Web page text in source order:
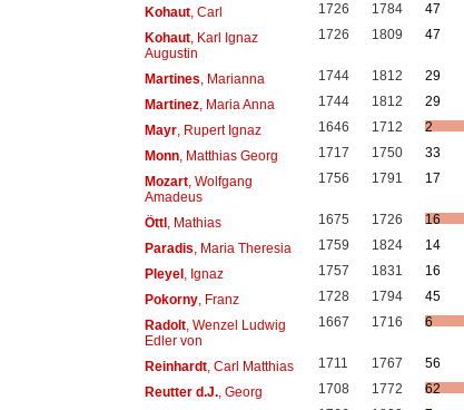
Kohaut, Carl 1726 1784
47
Kohaut, Karl Ignaz
Augustin
1726 1809 47
Martines , Marianna 1744 1812
29
Martinez, Maria Anna 1744 1812
29
Mayr, Rupert Ignaz 1646 1712
2
Monn, Matthias Georg 1717 1750
33
Mozart, Wolfgang
Amadeus
1756 1791 17
Öttl, Mathias 1675 1726
16
Paradis , Maria Theresia 1759 1824
14
Pleyel, Ignaz 1757 1831
16
Pokorny, Franz 1728 1794
45
Radolt, Wenzel Ludwig
Edler von
1667 1716 6
Reinhardt, Carl Matthias 1711 1767
56
Reutter d.J., Georg 1708 1772
62